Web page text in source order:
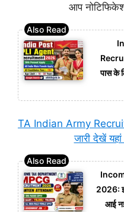
आप
पास के
TA Indian Army
जारी देखें
2026:
आई